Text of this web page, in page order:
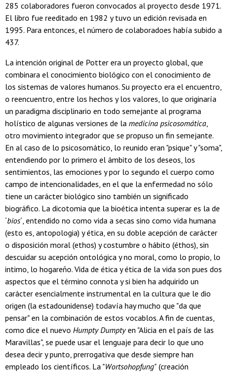
285 colaboradores fueron convocados al proyecto desde 1971.
El libro fue reeditado en 1982 y tuvo un edición revisada en
1995. Para entonces, el número de colaboradoes había subido a
437.
La intención original de Potter era un proyecto global, que
combinara el conocimiento biológico con el conocimiento de
los sistemas de valores humanos. Su proyecto era el encuentro,
o reencuentro, entre los hechos y los valores, lo que originaría
un paradigma disciplinario en todo semejante al programa
holístico de algunas versiones de la medicina psicosomática,
otro movimiento integrador que se propuso un fin semejante.
En al caso de lo psicosomático, lo reunido eran "psique" y "soma",
entendiendo por lo primero el ámbito de los deseos, los
sentimientos, las emociones y por lo segundo el cuerpo como
campo de intencionalidades, en el que la enfermedad no sólo
tiene un carácter biológico sino también un significado
biográfico. La dicotomia que la bioética intenta superar es la de
´bios´, entendido no como vida a secas sino como vida humana
(esto es, antopologia) y ética, en su doble acepción de carácter
o disposición moral (ethos) y costumbre o hábito (éthos), sin
descuidar su acepción ontológica y no moral, como lo propio, lo
intimo, lo hogareño. Vida de ética y ética de la vida son pues dos
aspectos que el término connota y si bien ha adquirido un
carácter esencialmente instrumental en la cultura que le dio
origen (la estadounidense) todavía hay mucho que "da que
pensar" en la combinación de estos vocablos. A fin de cuentas,
como dice el nuevo Humpty Dumptyen "Alicia en el país de las
Maravillas", se puede usar el lenguaje para decir lo que uno
desea decir y punto, prerrogativa que desde siempre han
empleado los científicos. La "Wortsohopfung" (creación